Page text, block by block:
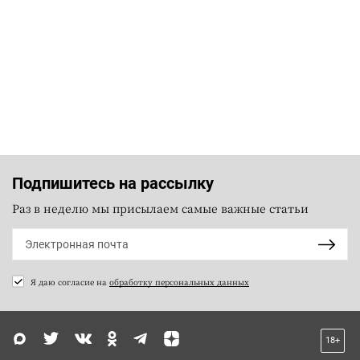
Подпишитесь на рассылку
Раз в неделю мы присылаем самые важные статьи
Я даю согласие на обработку персональных данных
18+